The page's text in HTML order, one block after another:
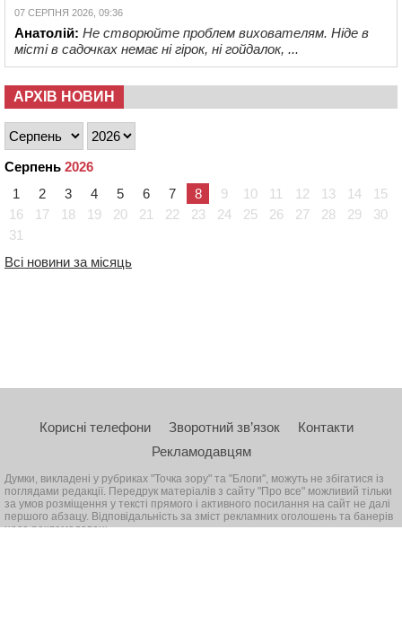
07 СЕРПНЯ 2026, 09:36
Анатолій: Не створюйте проблем вихователям. Ніде в
місті в садочках немає ні гірок, ні гойдалок, ...
АРХІВ НОВИН
Серпень 2026
1
2 3 4 5 6 7 8 9 10 11 12 13 14
15
16
17 18 19 20 21 22 23 24 25 26 27 28 29
30
31
Всі новини за місяць
Корисні телефони Зворотний зв’язок
Контакти
Рекламодавцям
Думки, викладені у рубриках "Точка зору" та "Блоги", можуть не збігатися із
поглядами редакції. Передрук матеріалів з сайту "Про все" можливий тільки
за умов розміщення у тексті прямого і активного посилання на сайт не далі
першого абзацу. Відповідальність за зміст рекламних оголошень та банерів
несе рекламодавець